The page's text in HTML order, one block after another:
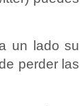
un lado su
perder las